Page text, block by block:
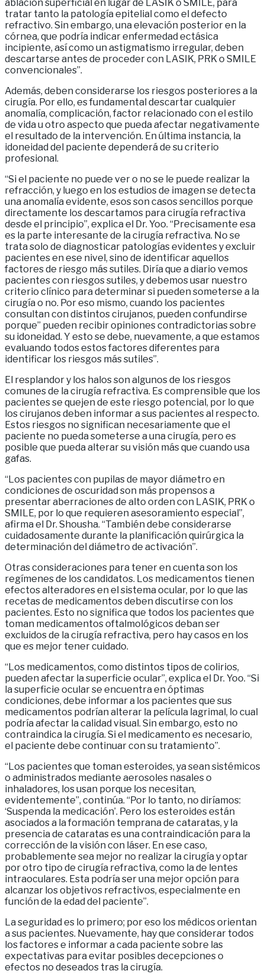
ablación superficial en lugar de LASIK o SMILE, para
tratar tanto la patología epitelial como el defecto
refractivo. Sin embargo, una elevación posterior en la
córnea, que podría indicar enfermedad ectásica
incipiente, así como un astigmatismo irregular, deben
descartarse antes de proceder con LASIK, PRK o SMILE
convencionales”.
Además, deben considerarse los riesgos posteriores a la
cirugía. Por ello, es fundamental descartar cualquier
anomalía, complicación, factor relacionado con el estilo
de vida u otro aspecto que pueda afectar negativamente
el resultado de la intervención. En última instancia, la
idoneidad del paciente dependerá de su criterio
profesional.
“Si el paciente no puede ver o no se le puede realizar la
refracción, y luego en los estudios de imagen se detecta
una anomalía evidente, esos son casos sencillos porque
directamente los descartamos para cirugía refractiva
desde el principio”, explica el Dr. Yoo. “Precisamente esa
es la parte interesante de la cirugía refractiva. No se
trata solo de diagnosticar patologías evidentes y excluir
pacientes en ese nivel, sino de identificar aquellos
factores de riesgo más sutiles. Diría que a diario vemos
pacientes con riesgos sutiles, y debemos usar nuestro
criterio clínico para determinar si pueden someterse a la
cirugía o no. Por eso mismo, cuando los pacientes
consultan con distintos cirujanos, pueden confundirse
porque” pueden recibir opiniones contradictorias sobre
su idoneidad. Y esto se debe, nuevamente, a que estamos
evaluando todos estos factores diferentes para
identificar los riesgos más sutiles”.
El resplandor y los halos son algunos de los riesgos
comunes de la cirugía refractiva. Es comprensible que los
pacientes se quejen de este riesgo potencial, por lo que
los cirujanos deben informar a sus pacientes al respecto.
Estos riesgos no significan necesariamente que el
paciente no pueda someterse a una cirugía, pero es
posible que pueda alterar su visión más que cuando usa
gafas.
“Los pacientes con pupilas de mayor diámetro en
condiciones de oscuridad son más propensos a
presentar aberraciones de alto orden con LASIK, PRK o
SMILE, por lo que requieren asesoramiento especial”,
afirma el Dr. Shousha. “También debe considerarse
cuidadosamente durante la planificación quirúrgica la
determinación del diámetro de activación”.
Otras consideraciones para tener en cuenta son los
regímenes de los candidatos. Los medicamentos tienen
efectos alteradores en el sistema ocular, por lo que las
recetas de medicamentos deben discutirse con los
pacientes. Esto no significa que todos los pacientes que
toman medicamentos oftalmológicos deban ser
excluidos de la cirugía refractiva, pero hay casos en los
que es mejor tener cuidado.
“Los medicamentos, como distintos tipos de colirios,
pueden afectar la superficie ocular”, explica el Dr. Yoo. “Si
la superficie ocular se encuentra en óptimas
condiciones, debe informar a los pacientes que sus
medicamentos podrían alterar la película lagrimal, lo cual
podría afectar la calidad visual. Sin embargo, esto no
contraindica la cirugía. Si el medicamento es necesario,
el paciente debe continuar con su tratamiento”.
“Los pacientes que toman esteroides, ya sean sistémicos
o administrados mediante aerosoles nasales o
inhaladores, los usan porque los necesitan,
evidentemente”, continúa. “Por lo tanto, no diríamos:
‘Suspenda la medicación’. Pero los esteroides están
asociados a la formación temprana de cataratas, y la
presencia de cataratas es una contraindicación para la
corrección de la visión con láser. En ese caso,
probablemente sea mejor no realizar la cirugía y optar
por otro tipo de cirugía refractiva, como la de lentes
intraoculares. Esta podría ser una mejor opción para
alcanzar los objetivos refractivos, especialmente en
función de la edad del paciente”.
La seguridad es lo primero; por eso los médicos orientan
a sus pacientes. Nuevamente, hay que considerar todos
los factores e informar a cada paciente sobre las
expectativas para evitar posibles decepciones o
efectos no deseados tras la cirugía.